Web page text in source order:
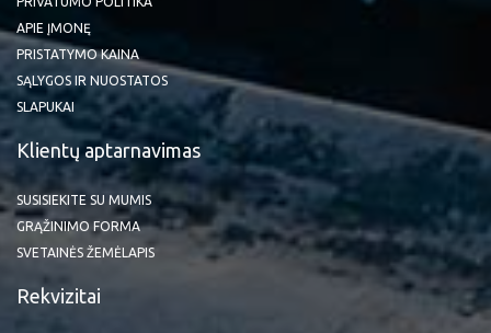
APIE ĮMONĘ
PRISTATYMO KAINA
SĄLYGOS IR NUOSTATOS
SLAPUKAI
Klientų aptarnavimas
SUSISIEKITE SU MUMIS
GRĄŽINIMO FORMA
SVETAINĖS ŽEMĖLAPIS
Rekvizitai